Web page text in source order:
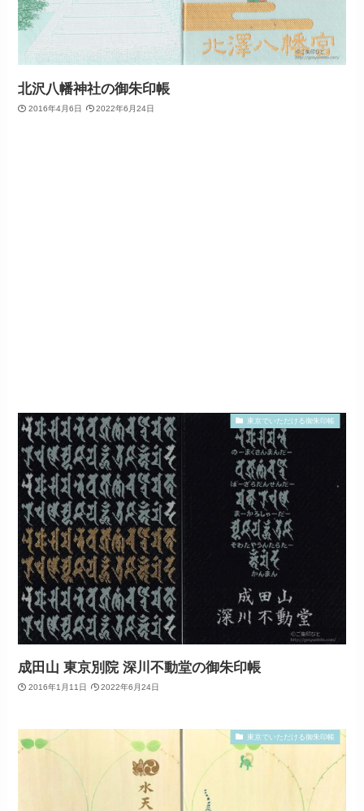
北沢八幡神社の御朱印帳
2016年4月6日 2022年6月24日
東京でいただける御朱印帳
成田山 東京別院 深川不動堂の御朱印帳
2016年1月11日 2022年6月24日
東京でいただける御朱印帳